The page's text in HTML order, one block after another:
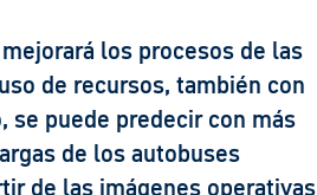
los procesos de las
de recursos, también con
puede predecir con más
de los autobuses
de las imágenes operativas